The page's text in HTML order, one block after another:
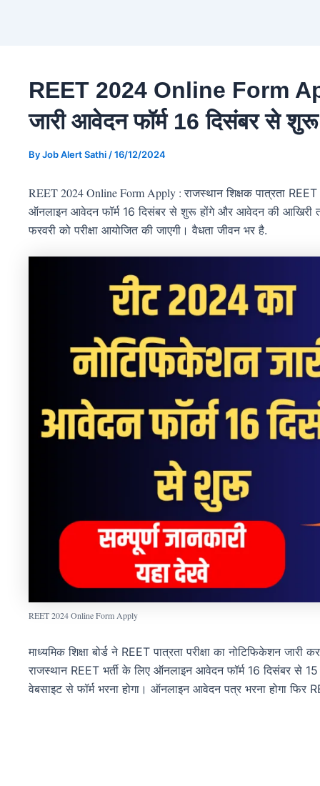
REET 2024 Online Form
जारी आवेदन फॉर्म 16 दिसंबर से शुरू
ByJob Alert Sathi /16/12/2024
REET 2024 Online Form Apply :राजस्थान शिक्षक पात्रता
ऑनलाइन आवेदन फॉर्म 16 दिसंबर से शुरू होंगे और आवेदन की आखिरी
फरवरी को परीक्षा आयोजित की जाएगी। वैधता जीवन भर है.
REET 2024 Online Form Apply
माध्यमिक शिक्षा बोर्ड ने REET पात्रता परीक्षा का नोटिफिकेशन
राजस्थान REET भर्ती के लिए ऑनलाइन आवेदन फॉर्म 16 दिसंबर से
वेबसाइट से फॉर्म भरना होगा। ऑनलाइन आवेदन पत्र भरना होगा फिर